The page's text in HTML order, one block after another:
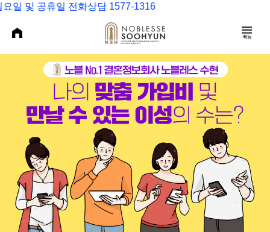
요일 및 공휴일 전화상담 1577-1316